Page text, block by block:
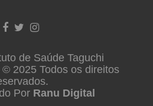
Link do Facebook
Link do Twitter
Link do Instagram
de Saúde Taguchi
2025 Todos os direitos
Por Ranu Digital